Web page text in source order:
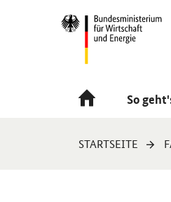
Navigation
Hauptmenü
So
Sie
STARTSEITE